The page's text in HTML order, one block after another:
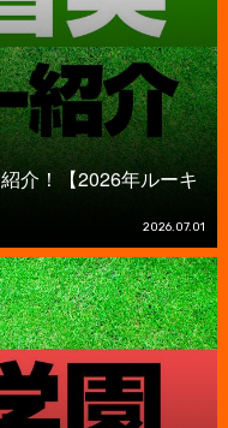
介！【2026年ルーキ
2026.07.01